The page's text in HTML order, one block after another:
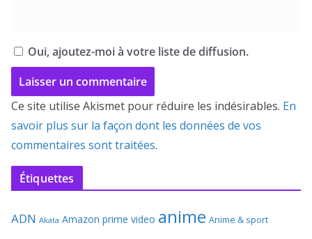
Oui, ajoutez-moi à votre liste de diffusion.
Ce site utilise Akismet pour réduire les indésirables. En
savoir plus sur la façon dont les données de vos
commentaires sont traitées.
Étiquettes
ADN Akata Amazon prime video anime Anime & sport